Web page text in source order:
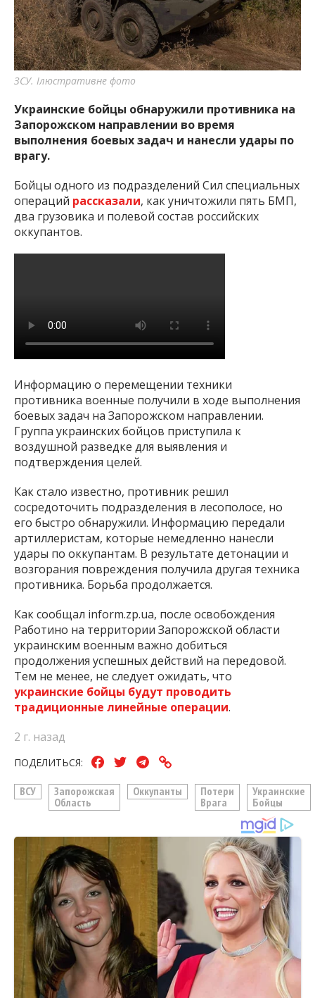
важную информацию о событиях
города Запорожья и области.
ЗСУ. Ілюстративне фото
Украинские бойцы обнаружили противника на
Запорожском направлении во время
выполнения боевых задач и нанесли удары по
врагу.
Бойцы одного из подразделений Сил специальных
операций рассказали, как уничтожили пять БМП,
два грузовика и полевой состав российских
оккупантов.
Информацию о перемещении техники
противника военные получили в ходе выполнения
боевых задач на Запорожском направлении.
Группа украинских бойцов приступила к
воздушной разведке для выявления и
подтверждения целей.
Как стало известно, противник решил
сосредоточить подразделения в лесополосе, но
его быстро обнаружили. Информацию передали
артиллеристам, которые немедленно нанесли
удары по оккупантам. В результате детонации и
возгорания повреждения получила другая техника
противника. Борьба продолжается.
Как сообщал inform.zp.ua, после освобождения
Работино на территории Запорожской области
украинским военным важно добиться
продолжения успешных действий на передовой.
Тем не менее, не следует ожидать, что
украинские бойцы будут проводить
традиционные линейные операции.
2 г. назад
ПОДЕЛИТЬСЯ:
ВСУ
Запорожская
Область
Оккупанты
Потери
Врага
Украинские
Бойцы